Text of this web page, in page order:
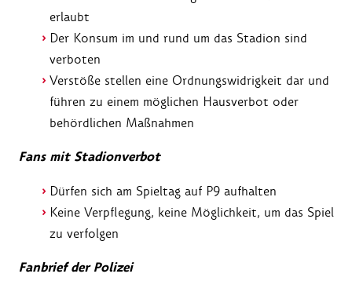
erlaubt
Der Konsum im und rund um das Stadion sind
verboten
Verstöße stellen eine Ordnungswidrigkeit dar und
führen zu einem möglichen Hausverbot oder
behördlichen Maßnahmen
Fans mit Stadionverbot
Dürfen sich am Spieltag auf P9 aufhalten
Keine Verpflegung, keine Möglichkeit, um das Spiel
zu verfolgen
Fanbrief der Polizei